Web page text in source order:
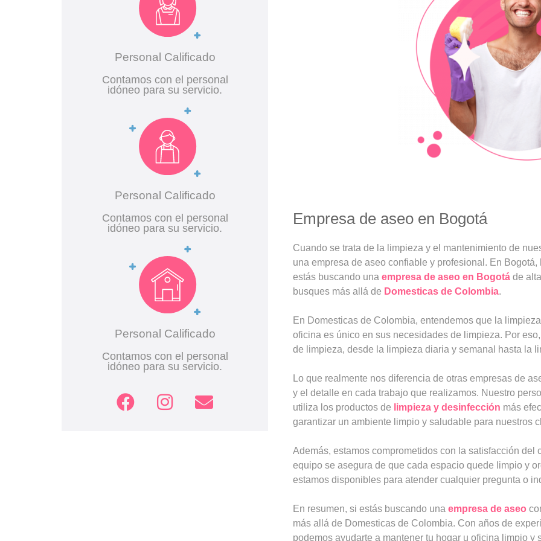
Personal Calificado
Contamos con el personal
idóneo para su servicio.
Personal Calificado
Contamos con el personal
idóneo para su servicio.
Personal Calificado
Contamos con el personal
idóneo para su servicio.
Empresa de aseo en Bogotá
Cuando se trata de la limpieza y el mantenimiento de
una empresa de aseo confiable y profesional. En
estás buscando unaempresa de aseo en Bogotá de
busques más allá de Domesticas de Colombia.
En Domesticas de Colombia, entendemos que la
oficina es único en sus necesidades de limpieza. Por
de limpieza, desde la limpieza diaria y semanal hasta la
Lo que realmente nos diferencia de otras empresas de
y el detalle en cada trabajo que realizamos. Nuestro
utiliza los productos de limpieza y desinfección más
garantizar un ambiente limpio y saludable para nuestros
Además, estamos comprometidos con la satisfacción
equipo se asegura de que cada espacio quede limpio y
estamos disponibles para atender cualquier pregunta o
En resumen, si estás buscando unaempresa de aseo
más allá de Domesticas de Colombia. Con años de
podemos ayudarte a mantener tu hogar u oficina limpio y